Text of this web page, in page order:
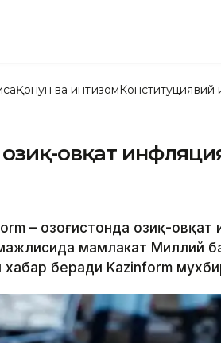
Қонун ва интизомКонституциявий
озиқ-овқат
– Қозоғистонда озиқ-
мамлакат Миллий
беради Kazinform